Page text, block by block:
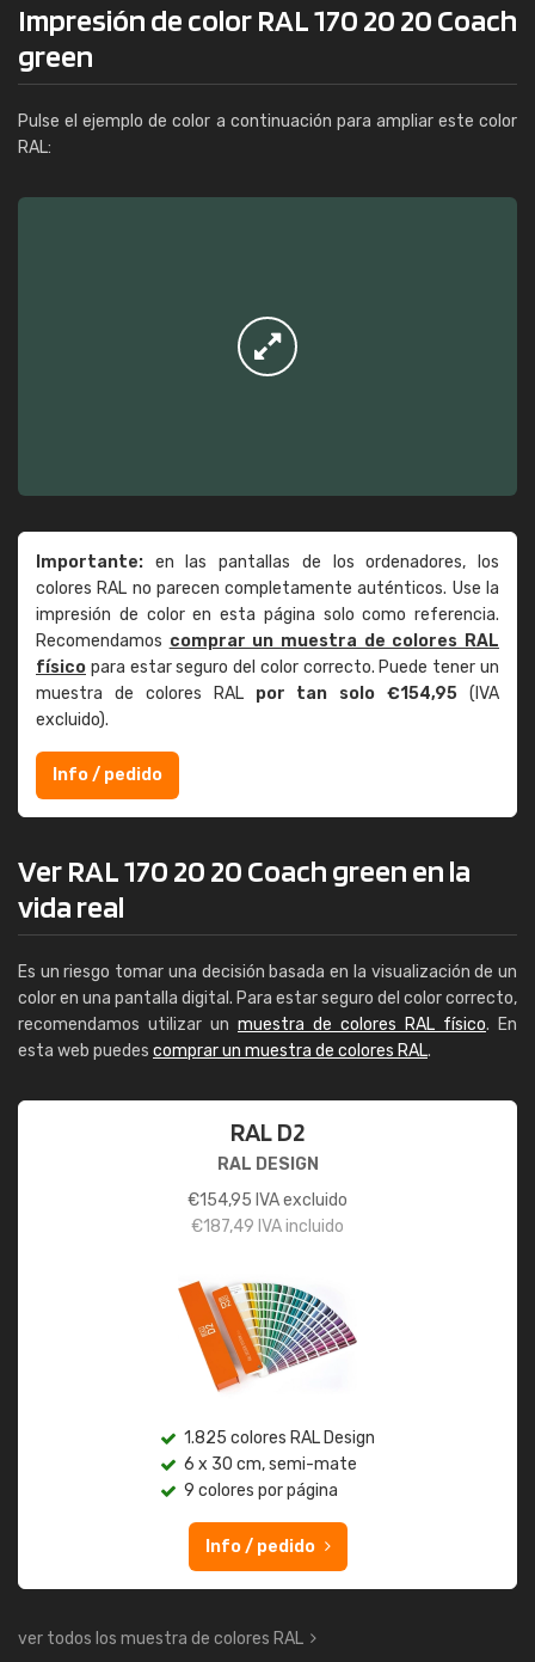
Impresión de color RAL 170 20 20 Coach
green
Pulse el ejemplo de color a continuación para ampliar este color
RAL:
Importante: en las pantallas de los ordenadores, los
colores RAL no parecen completamente auténticos. Use la
impresión de color en esta página solo como referencia.
Recomendamos comprar un muestra de colores RAL
físico para estar seguro del color correcto. Puede tener un
muestra de colores RAL por tan solo €154,95 (IVA
excluido).
Info / pedido
Ver RAL 170 20 20 Coach green en la
vida real
Es un riesgo tomar una decisión basada en la visualización de un
color en una pantalla digital. Para estar seguro del color correcto,
recomendamos utilizar un muestra de colores RAL físico. En
esta web puedes comprar un muestra de colores RAL.
RAL D2
RAL DESIGN
€154,95 IVA excluido
€187,49 IVA incluido
1.825 colores RAL Design
6 x 30 cm, semi-mate
9 colores por página
Info / pedido
ver todos los muestra de colores RAL